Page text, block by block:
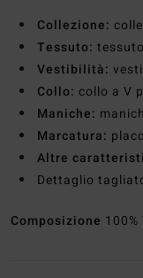
Collezione:
Tessuto:
Vestibilità:
Collo: collo a V
Maniche:
Marcatura:
Altre
Dettaglio
Composizione